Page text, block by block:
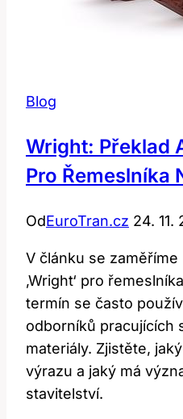
Blog
Wright: Překlad
Pro Řemeslníka
OdEuroTran.cz 24. 11.
V článku se
‚Wright‘ pro
termín se často
odborníků pracujících
materiály. Zjistěte,
výrazu a jaký má
stavitelství.